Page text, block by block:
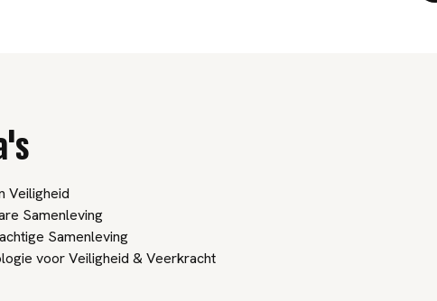
Veiligheid
Samenleving
Samenleving
voor Veiligheid & Veerkracht